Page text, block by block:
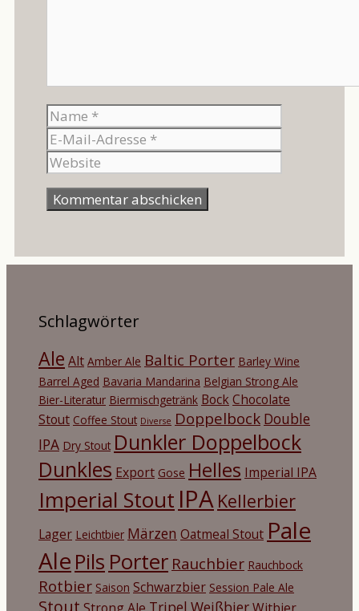
Name
Mail-
Adresse
Schlagwörter
Ale Alt Amber Ale Baltic Porter Barley Wine
Barrel Aged Bavaria Mandarina Belgian Strong Ale
Bier-Literatur Biermischgetränk BockChocolate
Stout Coffee Stout Diverse Doppelbock Double
IPA Dry Stout Dunkler Doppelbock
Dunkles Export Gose Helles Imperial IPA
Imperial Stout IPA Kellerbier
Lager Leichtbier Märzen Oatmeal Stout Pale
Ale Pils Porter Rauchbier Rauchbock
Rotbier Saison Schwarzbier Session Pale Ale
Stout Strong Ale Tripel WeißbierWitbier